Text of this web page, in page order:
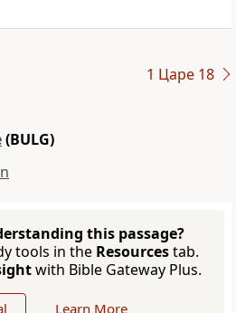
1 Царе 18
(BULG)
this passage?
tools in the Resourcestab.
with Bible Gateway Plus.
Learn More